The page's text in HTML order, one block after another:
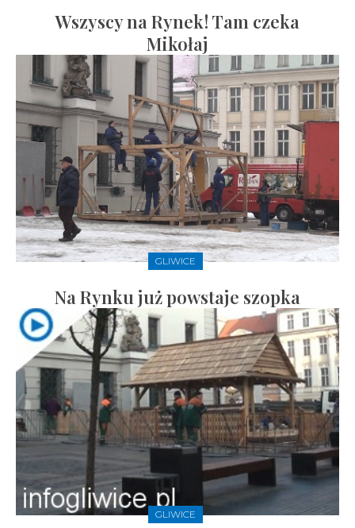
Wszyscy na Rynek! Tam czeka
Mikołaj
GLIWICE
Na Rynku już powstaje szopka
GLIWICE